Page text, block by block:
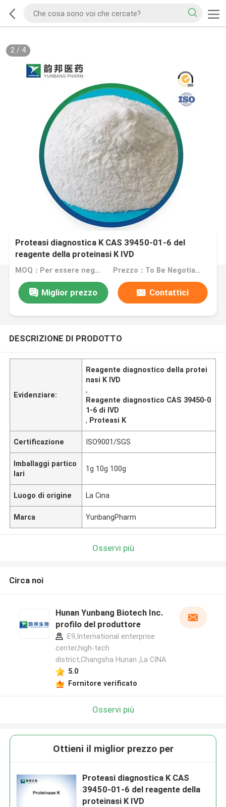
2/ 4
Proteasi diagnostica K CAS 39450-01-6 del
reagente della proteinasi K IVD
MOQ：Per essere negoziato Prezzo：To Be Negotiated
Miglior prezzo Contattici
DESCRIZIONE DI PRODOTTO
Evidenziare:
Reagente diagnostico della protei
nasi K IVD
,
Reagente diagnostico CAS 39450-0
1-6 di IVD
, Proteasi K
Certificazione ISO9001/SGS
Imballaggi partico
lari
1g 10g 100g
Luogo di origine La Cina
Marca YunbangPharm
Osservi più
Circa noi
Hunan Yunbang Biotech Inc.
profilo del produttore
E9,International enterprise
center,high-tech
district,Changsha Hunan ,La CINA
5.0
Fornitore verificato
Osservi più
Ottieni il miglior prezzo per
Proteasi diagnostica K CAS
39450-01-6 del reagente della
proteinasi K IVD